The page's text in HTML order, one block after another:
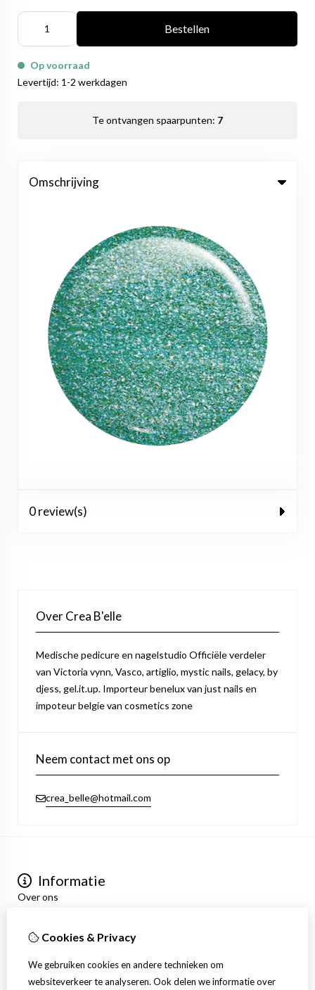
Bestellen
Op voorraad
Levertijd: 1-2 werkdagen
Te ontvangen spaarpunten: 7
Omschrijving
0 review(s)
Over Crea B'elle
Medische pedicure en nagelstudio Officiële verdeler
van Victoria vynn, Vasco, artiglio, mystic nails, gelacy, by
djess, gel.it.up. Importeur benelux van just nails en
impoteur belgie van cosmetics zone
Neem contact met ons op
crea_belle@hotmail.com
Informatie
Over ons
Algemene voorwaarden
Mijn account
Inloggen
Bestelhistorie
Cookies & Privacy
We gebruiken cookies en andere technieken om
websiteverkeer te analyseren. Ook delen we informatie over